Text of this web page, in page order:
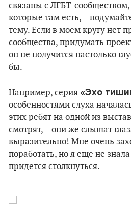
связаны с ЛГБТ-
которые там есть, –
тему. Если в моем кругу нет
сообщества, придумать
он не получится настолько
бы.
Например, серия «Эхо
особенностями слуха
этих ребят на одной из
смотрят, – они же слышат
выразительно! Мне очень
поработать, но я еще не
придется столкнуться.